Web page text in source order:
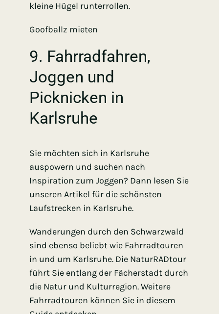
kleine Hügel runterrollen.
Goofballz mieten
9. Fahrradfahren,
Joggen und
Picknicken in
Karlsruhe
Sie möchten sich in Karlsruhe
auspowern und suchen nach
Inspiration zum Joggen? Dann lesen Sie
unseren Artikel für die schönsten
Laufstrecken in Karlsruhe.
Wanderungen durch den Schwarzwald
sind ebenso beliebt wie Fahrradtouren
in und um Karlsruhe. Die NaturRADtour
führt Sie entlang der Fächerstadt durch
die Natur und Kulturregion. Weitere
Fahrradtouren können Sie in diesem